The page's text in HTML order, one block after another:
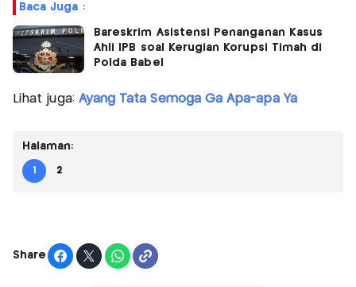
Baca Juga :
Bareskrim Asistensi Penanganan Kasus
Ahli IPB soal Kerugian Korupsi Timah di
Polda Babel
Lihat juga: Ayang Tata Semoga Ga Apa-apa Ya
Halaman:
1 2
Share